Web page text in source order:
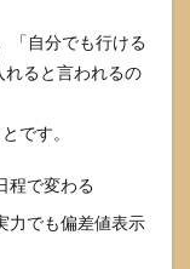
「自分でも行ける
ると言われるの
です。
程で変わる
力でも偏差値表示